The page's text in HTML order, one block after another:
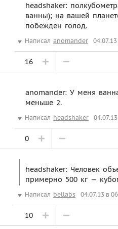
headshaker:
ванны); на вашей
побежден голод.
Написал anomander
16
anomander: У меня
меньше 2.
Написал headshaker
0
headshaker: Человек
примерно 500 кг —
Написал bellabs 04.07.13 в
10